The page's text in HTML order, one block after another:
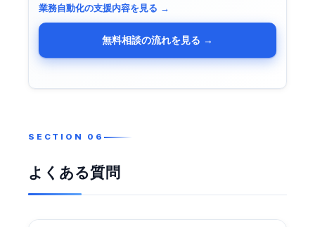
業務自動化の支援内容を見る →
無料相談の流れを見る →
よくある質問